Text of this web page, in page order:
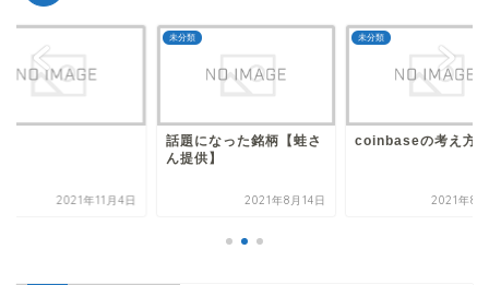
2021年8月14日
未分類
coinbaseの考え方
2021年8月28日
未分類
2021年11